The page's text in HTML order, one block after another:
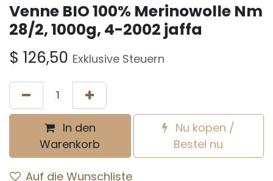
Venne BIO 100% Merinowolle Nm
28/2, 1000g, 4-2002 jaffa
$ 126,50 Exklusive Steuern
In den
Warenkorb
Nu kopen /
Bestel nu
Auf die Wunschliste